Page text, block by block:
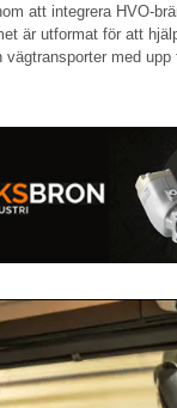
att integrera HVO-
är utformat för att
med